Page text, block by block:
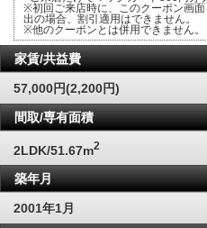
※初回ご来店時に、このクーポン画
出の場合、割引適用はできません。
※他のクーポンとは併用できません。
家賃/共益費
57,000円(2,200円)
間取/専有面積
2LDK/51.67m2
築年月
2001年1月